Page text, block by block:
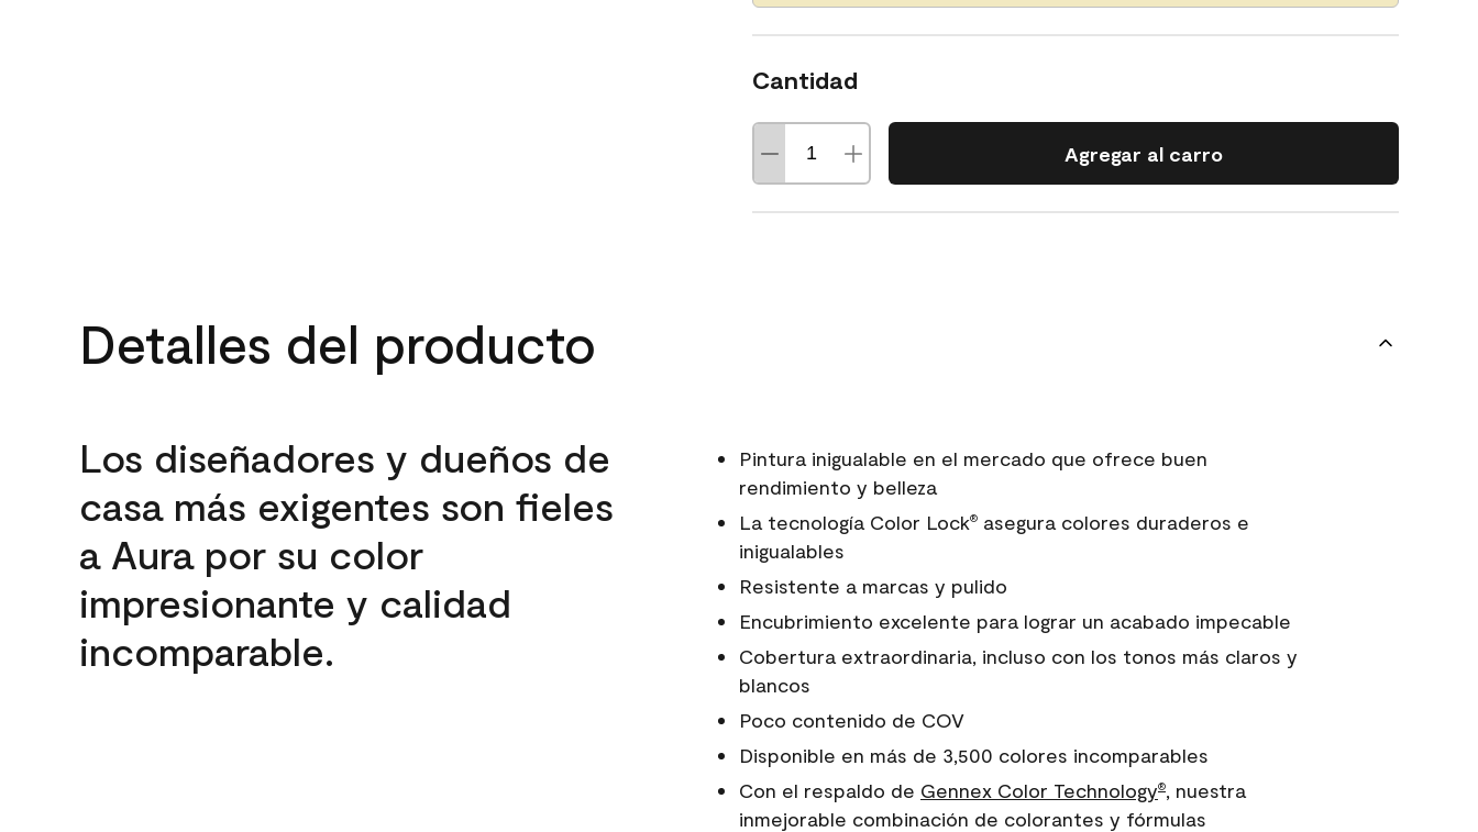
Cantidad
Agregar al carro
Detalles del producto
Los diseñadores y dueños de
casa más exigentes son fieles
a Aura por su color
impresionante y calidad
incomparable.
Pintura inigualable en el mercado que ofrece buen
rendimiento y belleza
La tecnología Color Lock®asegura colores duraderos e
inigualables
Resistente a marcas y pulido
Encubrimiento excelente para lograr un acabado impecable
Cobertura extraordinaria, incluso con los tonos más claros y
blancos
Poco contenido de COV
Disponible en más de 3,500 colores incomparables
Con el respaldo de Gennex Color Technology®, nuestra
inmejorable combinación de colorantes y fórmulas